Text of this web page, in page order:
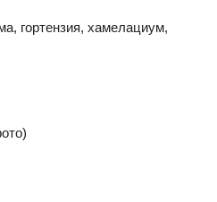
гортензия, хамелациум,